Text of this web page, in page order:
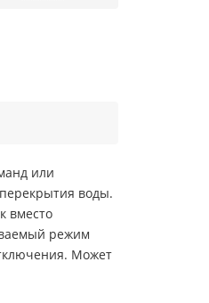
или
воды.
вместо
режим
Может